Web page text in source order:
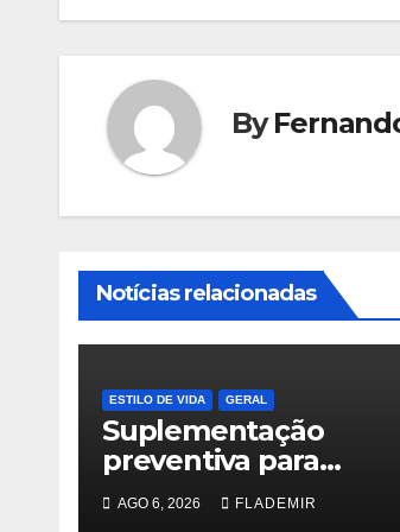
By
Notícias relacionadas
ESTILO DE VIDA GERAL
Suplementação
preventiva para
quem consome
bebidas alcoólicas
AGO 6, 2026 FLADEMIR